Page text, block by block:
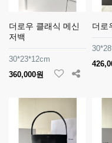
더로우 클래식 메신
저백
30*23*12cm
360,000원
더로